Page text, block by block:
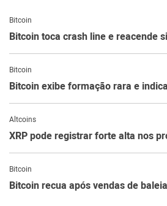
Bitcoin
Bitcoin toca crash line e reacende
Bitcoin
Bitcoin exibe formação rara e
Altcoins
XRP pode registrar forte alta nos
Bitcoin
Bitcoin recua após vendas de